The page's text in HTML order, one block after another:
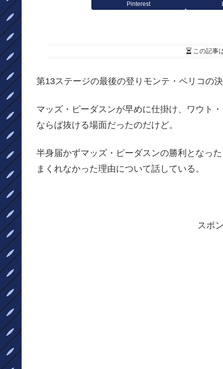
Pinterest
この記事
第13ステージの最後の登りモンテ・ペリコの決
マッズ・ピーダスンが早めに仕掛け、ワウト
ならば抜ける場面だったのだけど。
半身届かずマッズ・ピーダスンの勝利となっ
まくれなかった理由について話している。
スポ